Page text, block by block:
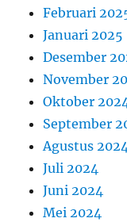
Februari
Januari 2025
Desember
November
Oktober
September
Agustus
Juli 2024
Juni 2024
Mei 2024